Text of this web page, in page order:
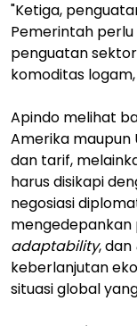
"Ketiga,
Pemerintah
penguatan
komoditas
Apindo melihat
Amerika maupun
dan tarif,
harus disikapi
negosiasi
adaptability, dan
keberlanjutan
situasi global